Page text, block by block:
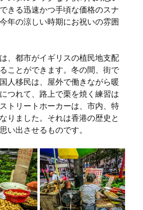
きる迅速かつ手頃な価格のスナ
年の涼しい時期にお祝いの雰囲
、都市がイギリスの植民地支配
ことができます。冬の間、街で
人移民は、屋外で働きながら暖
つれて、路上で栗を焼く練習は
トリートホーカーは、市内、特
りました。それは香港の歴史と
い出させるものです。